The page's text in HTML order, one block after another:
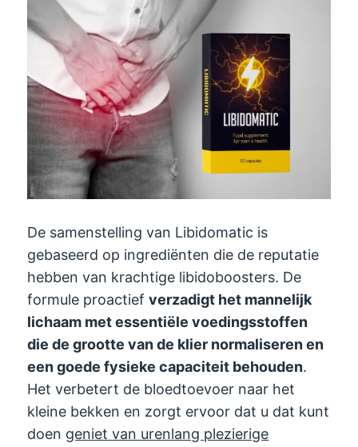
De samenstelling van Libidomatic is
gebaseerd op ingrediënten die de reputatie
hebben van krachtige libidoboosters. De
formule proactiefverzadigt het mannelijk
lichaam met essentiële voedingsstoffen
die de grootte van de klier normaliseren en
een goede fysieke capaciteit behouden.
Het verbetert de bloedtoevoer naar het
kleine bekken en zorgt ervoor dat u dat kunt
doen geniet van urenlang plezierige